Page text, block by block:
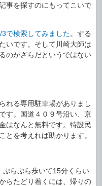
事を探すのにもってこいで
3で検索してみました。する
いです。そして川崎大師は
のがざらだというではない
れる専用駐車場がありまし
す。国道４０９号沿い、京
はなんと無料です。特設民
とを考えれば助かります。
ぷらぷら歩いて15分くらい
らたどり着くには、帰りの